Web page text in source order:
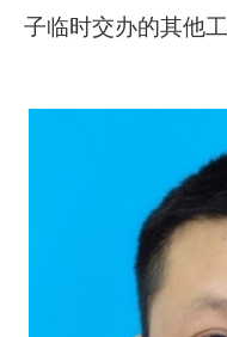
子临时交办的其他工